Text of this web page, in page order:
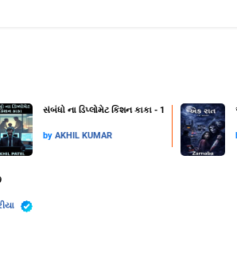
સંબંધો ના ડિપ્લોમેટ કિશન કાકા - 1
by AKHIL KUMAR